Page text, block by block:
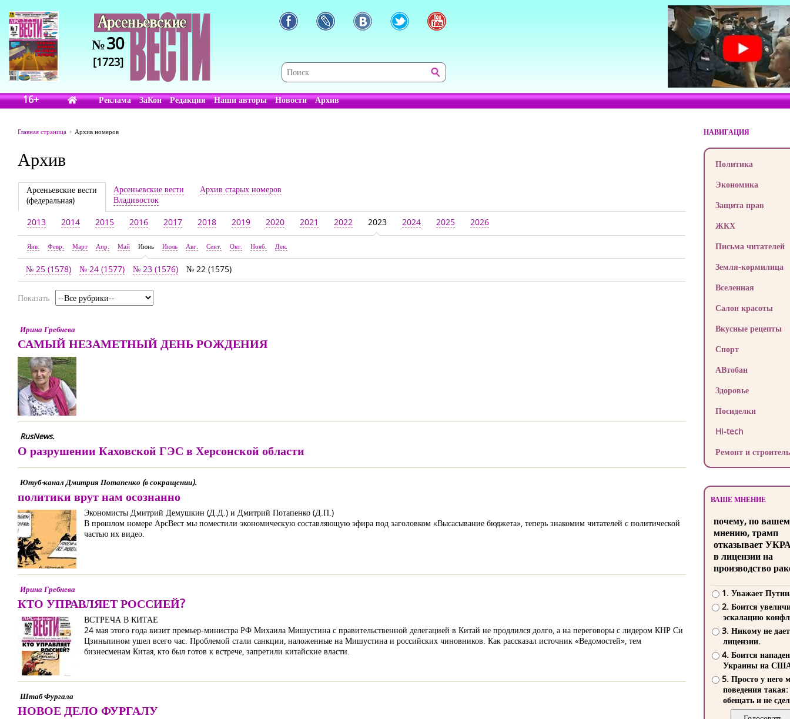
№30
[1723]
16+ Реклама ЗаКон Редакция Наши авторы Новости Архив
Главная страница Архив номеров
Архив
Арсеньевские вести
(федеральная)
Арсеньевские вести
Владивосток
Архив старых номеров
2013 2014 2015 2016 2017 2018 2019 2020 2021 2022 2023 2024 2025 2026
Янв. Февр. Март Апр. Май Июнь Июль Авг. Сент. Окт. Нояб. Дек.
№ 25 (1578) № 24 (1577) № 23 (1576) № 22 (1575)
Показать
Ирина Гребнева
САМЫЙ НЕЗАМЕТНЫЙ ДЕНЬ РОЖДЕНИЯ
RusNews.
О разрушении Каховской ГЭС в Херсонской области
Ютуб-канал Дмитрия Потапенко (в сокращении).
политики врут нам осознанно
Экономисты Дмитрий Демушкин (Д.Д.) и Дмитрий Потапенко (Д.П.)
В прошлом номере АрсВест мы поместили экономическую составляющую эфира под заголовком «Высасывание бюджета», теперь знакомим читателей с политической
частью их видео.
Ирина Гребнева
КТО УПРАВЛЯЕТ РОССИЕЙ?
ВСТРЕЧА В КИТАЕ
24 мая этого года визит премьер-министра РФ Михаила Мишустина с правительственной делегацией в Китай не продлился долго, а на переговоры с лидером КНР Си
Цзиньпином ушел всего час. Проблемой стали санкции, наложенные на Мишустина и российских чиновников. Как рассказал источник «Ведомостей», тем
бизнесменам Китая, кто был готов к встрече, запретили китайские власти.
Штаб Фургала
НОВОЕ ДЕЛО ФУРГАЛУ
НАВИГАЦИЯ
Политика
Экономика
Защита прав
ЖКХ
Письма читателей
Земля-кормилица
Вселенная
Салон красоты
Вкусные рецепты
Спорт
АВтобан
Здоровье
Посиделки
Hi-tech
Ремонт и
ВАШЕ МНЕНИЕ
почему, по
мнению, трамп
отказывает
в лицензии на
производство
1. Уважает
2. Боится
эскалацию
3. Никому не
лицензии.
4. Боится
Украины на
5. Просто у него
поведения такая:
обещать и не